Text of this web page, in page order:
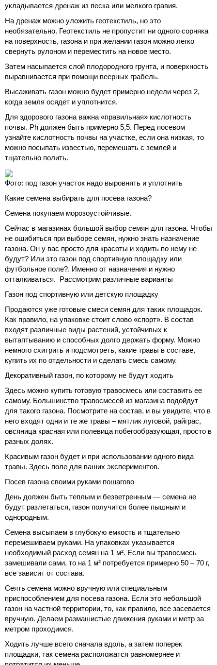
укладывается дренаж из песка или мелкого гравия.
На дренаж можно уложить геотекстиль, но это
необязательно. Геотекстиль не пропустит ни одного сорняка
на поверхность, газона и при желании газон можно легко
свернуть рулоном и переместить на новое место.
Затем насыпается слой плодородного грунта, и поверхность
выравнивается при помощи веерных грабель.
Высаживать газон можно будет примерно недели через 2,
когда земля осядет и уплотнится.
Для здорового газона важна «правильная» кислотность
почвы. Ph должен быть примерно 5,5. Перед посевом
узнайте кислотность почвы на участке, если она низкая, то
можно посыпать известью, перемешать с землей и
тщательно полить.
Фото: под газон участок надо выровнять и уплотнить
Какие семена выбирать для посева газона?
Семена покупаем морозоустойчивые.
Сейчас в магазинах большой выбор семян для газона. Чтобы
не ошибиться при выборе семян, нужно знать назначение
газона. Он у вас просто для красоты и ходить по нему не
будут? Или это газон под спортивную площадку или
футбольное поле?. Именно от назначения и нужно
отталкиваться. Рассмотрим различные варианты
Газон под спортивную или детскую площадку
Продаются уже готовые смеси семян для таких площадок.
Как правило, на упаковке стоит слово «спорт». В состав
входят различные виды растений, устойчивых к
вытаптыванию и способных долго держать форму. Можно
немного схитрить и подсмотреть, какие травы в составе,
купить их по отдельности и сделать смесь самому.
Декоративный газон, по которому не будут ходить
Здесь можно купить готовую травосмесь или составить ее
самому. Большинство травосмесей из магазина подойдут
для такого газона. Посмотрите на состав, и вы увидите, что в
него входят одни и те же травы – мятлик луговой, райграс,
овсяница красная или полевица побегообразующая, просто в
разных долях.
Красивым газон будет и при использовании одного вида
травы. Здесь поле для ваших экспериментов.
Посев газона своими руками пошагово
День должен быть теплым и безветренным — семена не
будут разлетаться, газон получится более пышным и
однородным.
Семена высыпаем в глубокую емкость и тщательно
перемешиваем руками. На упаковках указывается
необходимый расход семян на 1 м². Если вы травосмесь
замешивали сами, то на 1 м² потребуется примерно 50 – 70 г,
все зависит от состава.
Сеять семена можно вручную или специальным
приспособлением для посева газона. Если это небольшой
газон на частной территории, то, как правило, все засевается
вручную. Делаем размашистые движения руками и метр за
метром проходимся.
Ходить лучше всего сначала вдоль, а затем поперек
площадки, так семена расположатся равномернее и